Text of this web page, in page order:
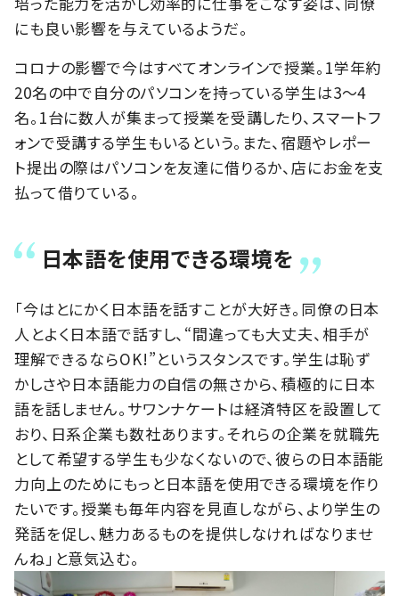
にも良い影響を与えているようだ。
コロナの影響で今はすべてオンラインで授業。1学年約
20名の中で自分のパソコンを持っている学生は3～4
名。1台に数人が集まって授業を受講したり、スマートフ
ォンで受講する学生もいるという。また、宿題やレポー
ト提出の際はパソコンを友達に借りるか、店にお金を支
払って借りている。
日本語を使用できる環境を
「今はとにかく日本語を話すことが大好き。同僚の日本
人とよく日本語で話すし、“間違っても大丈夫、相手が
理解できるならOK!”というスタンスです。学生は恥ず
かしさや日本語能力の自信の無さから、積極的に日本
語を話しません。サワンナケートは経済特区を設置して
おり、日系企業も数社あります。それらの企業を就職先
として希望する学生も少なくないので、彼らの日本語能
力向上のためにもっと日本語を使用できる環境を作り
たいです。授業も毎年内容を見直しながら、より学生の
発話を促し、魅力あるものを提供しなければなりませ
んね」と意気込む。